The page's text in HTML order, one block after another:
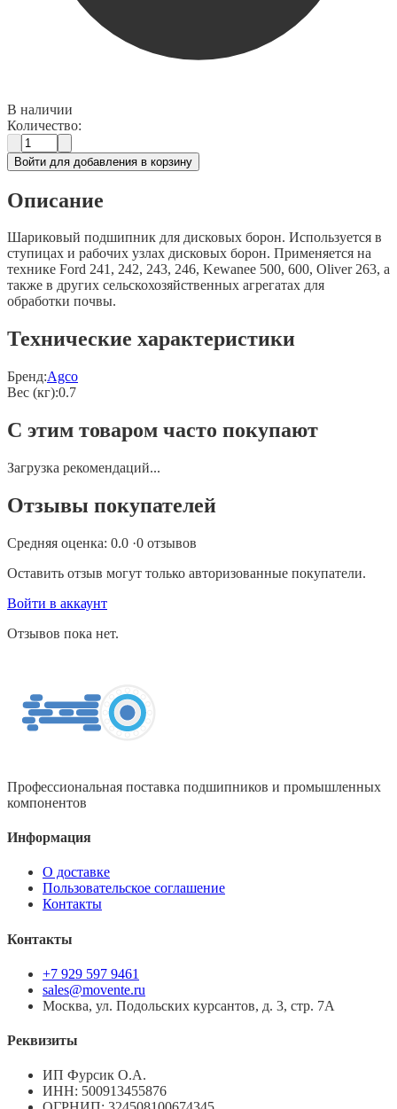
В наличии
Количество:
Войти для добавления в корзину
Описание
Шариковый подшипник для дисковых борон. Используется в
ступицах и рабочих узлах дисковых борон. Применяется на
технике Ford 241, 242, 243, 246, Kewanee 500, 600, Oliver 263, а
также в других сельскохозяйственных агрегатах для
обработки почвы.
Технические характеристики
Бренд:Agco
Вес (кг):0.7
С этим товаром часто покупают
Загрузка рекомендаций...
Отзывы покупателей
Средняя оценка: 0.0 ·0 отзывов
Оставить отзыв могут только авторизованные покупатели.
Войти в аккаунт
Отзывов пока нет.
Профессиональная поставка подшипников и промышленных
компонентов
Информация
О доставке
Пользовательское соглашение
Контакты
Контакты
+7 929 597 9461
sales@movente.ru
Москва, ул. Подольских курсантов, д. 3, стр. 7А
Реквизиты
ИП Фурсик О.А.
ИНН: 500913455876